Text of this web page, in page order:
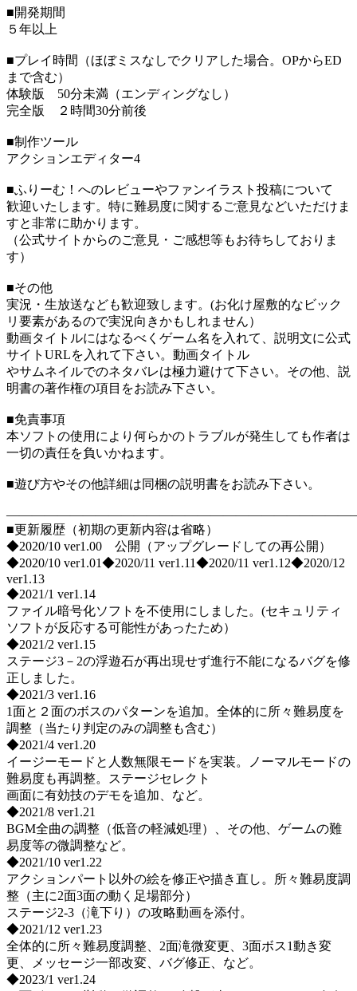
■開発期間
５年以上
■プレイ時間（ほぼミスなしでクリアした場合。OPからED
まで含む）
体験版 50分未満（エンディングなし）
完全版 ２時間30分前後
■制作ツール
アクションエディター4
■ふりーむ！へのレビューやファンイラスト投稿について
歓迎いたします。特に難易度に関するご意見などいただけま
すと非常に助かります。
（公式サイトからのご意見・ご感想等もお待ちしておりま
す）
■その他
実況・生放送なども歓迎致します。(お化け屋敷的なビック
リ要素があるので実況向きかもしれません）
動画タイトルにはなるべくゲーム名を入れて、説明文に公式
サイトURLを入れて下さい。動画タイトル
やサムネイルでのネタバレは極力避けて下さい。その他、説
明書の著作権の項目をお読み下さい。
■免責事項
本ソフトの使用により何らかのトラブルが発生しても作者は
一切の責任を負いかねます。
■遊び方やその他詳細は同梱の説明書をお読み下さい。
■更新履歴（初期の更新内容は省略）
◆2020/10 ver1.00 公開（アップグレードしての再公開）
◆2020/10 ver1.01◆2020/11 ver1.11◆2020/11 ver1.12◆2020/12
ver1.13
◆2021/1 ver1.14
ファイル暗号化ソフトを不使用にしました。(セキュリティ
ソフトが反応する可能性があったため）
◆2021/2 ver1.15
ステージ3－2の浮遊石が再出現せず進行不能になるバグを修
正しました。
◆2021/3 ver1.16
1面と２面のボスのパターンを追加。全体的に所々難易度を
調整（当たり判定のみの調整も含む）
◆2021/4 ver1.20
イージーモードと人数無限モードを実装。ノーマルモードの
難易度も再調整。ステージセレクト
画面に有効技のデモを追加、など。
◆2021/8 ver1.21
BGM全曲の調整（低音の軽減処理）、その他、ゲームの難
易度等の微調整など。
◆2021/10 ver1.22
アクションパート以外の絵を修正や描き直し。所々難易度調
整（主に2面3面の動く足場部分）
ステージ2-3（滝下り）の攻略動画を添付。
◆2021/12 ver1.23
全体的に所々難易度調整、2面滝微変更、3面ボス1動き変
更、メッセージ一部改変、バグ修正、など。
◆2023/1 ver1.24